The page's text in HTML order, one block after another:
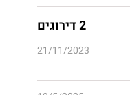
2 דירוגים
21/11/2023